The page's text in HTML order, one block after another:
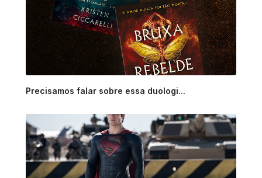
Precisamos falar sobre essa duologi...